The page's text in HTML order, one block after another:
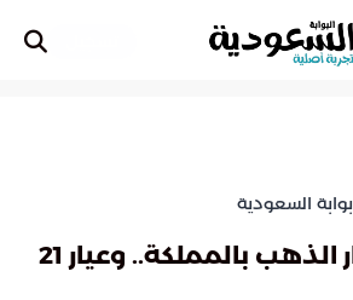
بوابة السعودية
انخفاض أسعار الذهب بالمملكة.. وعيار 21